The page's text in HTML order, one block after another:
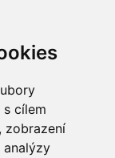
cílem
zobrazení
analýzy